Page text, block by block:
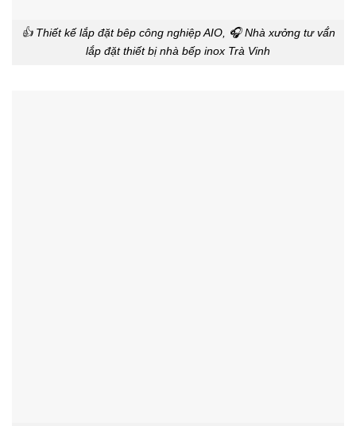
👍 Thiết kế lắp đặt bêp công nghiệp AIO, 🎧 Nhà xưởng tư vấ́n
lắp đặt thiết bị nhà bếp inox Trà Vinh